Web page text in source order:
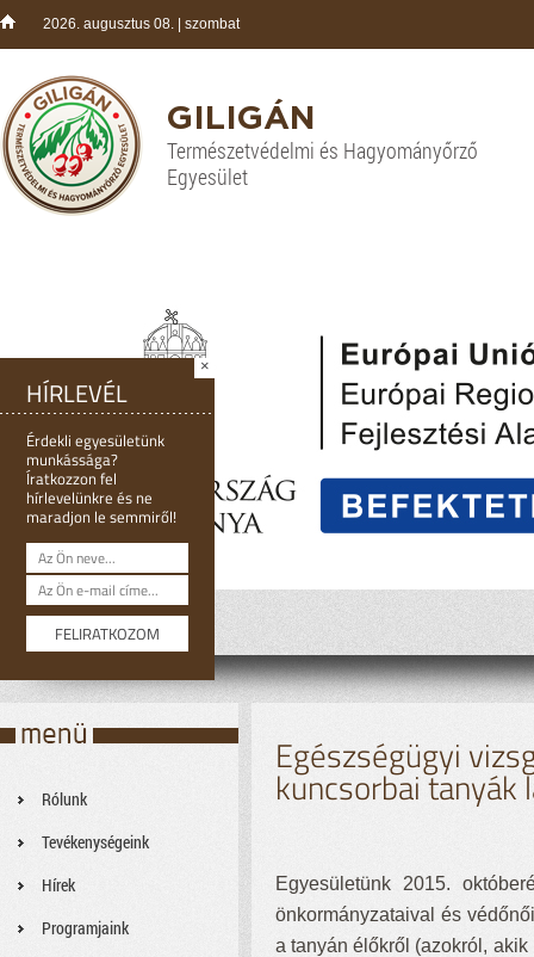
2026. augusztus 08. | szombat
GILIGÁN
Természetvédelmi és Hagyományőrző
Egyesület
Rólunk
Tevékenységeink
Hírek
Programjaink
Egészségügyi
kuncsorbai tanyák
Egyesületünk 2015.
önkormányzataival és
a tanyán élőkről (azokról,
HÍRLEVÉL
Érdekli egyesületünk
munkássága?
Íratkozzon fel
hírlevelünkre és ne
maradjon le semmiről!
×